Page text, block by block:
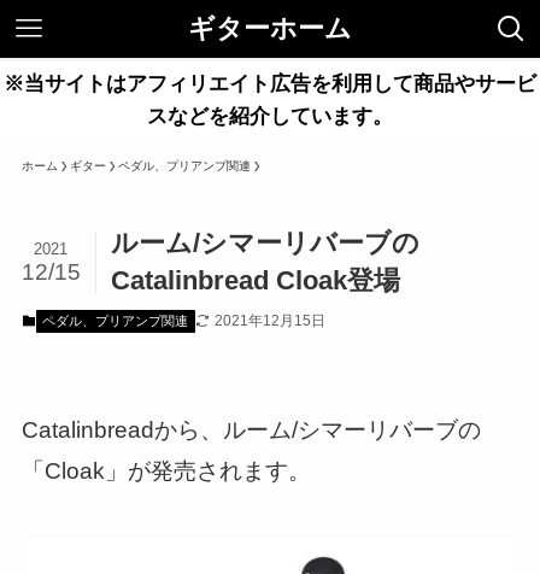
ギターホーム
※当サイトはアフィリエイト広告を利用して商品やサービ
スなどを紹介しています。
ホーム ギター ペダル、プリアンプ関連
ルーム/シマーリバーブの
Catalinbread Cloak登場
2021
12/15
ペダル、プリアンプ関連 2021年12月15日
Catalinbreadから、ルーム/シマーリバーブの
「Cloak」が発売されます。